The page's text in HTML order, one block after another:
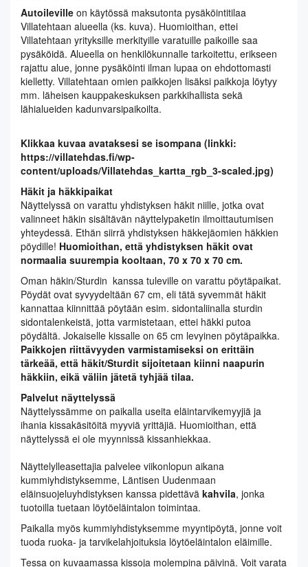
Autoileville on käytössä maksutonta pysäköintitilaa
Villatehtaan alueella (ks. kuva). Huomioithan, ettei
Villatehtaan yrityksille merkityille varatuille paikoille saa
pysäköidä. Alueella on henkilökunnalle tarkoitettu, erikseen
rajattu alue, jonne pysäköinti ilman lupaa on ehdottomasti
kielletty. Villatehtaan omien paikkojen lisäksi paikkoja löytyy
mm. läheisen kauppakeskuksen parkkihallista sekä
lähialueiden kadunvarsipaikoilta.
Klikkaa kuvaa avataksesi se isompana (linkki:
https://villatehdas.fi/wp-
content/uploads/Villatehdas_kartta_rgb_3-scaled.jpg)
Häkit ja häkkipaikat
Näyttelyssä on varattu yhdistyksen häkit niille, jotka ovat
valinneet häkin sisältävän näyttelypaketin ilmoittautumisen
yhteydessä. Ethän siirrä yhdistyksen häkkejäomien häkkien
pöydille! Huomioithan, että yhdistyksen häkit ovat
normaalia suurempia kooltaan, 70 x 70 x 70 cm.
Oman häkin/Sturdin kanssa tuleville on varattu pöytäpaikat.
Pöydät ovat syvyydeltään 67 cm, eli tätä syvemmät häkit
kannattaa kiinnittää pöytään esim. sidontaliinalla sturdin
sidontalenkeistä, jotta varmistetaan, ettei häkki putoa
pöydältä. Jokaiselle kissalle on 65 cm levyinen pöytäpaikka.
Paikkojen riittävyyden varmistamiseksi on erittäin
tärkeää, että häkit/Sturdit sijoitetaan kiinni naapurin
häkkiin, eikä väliin jätetä tyhjää tilaa.
Palvelut näyttelyssä
Näyttelyssämme on paikalla useita eläintarvikemyyjiä ja
ihania kissakäsitöitä myyviä yrittäjiä. Huomioithan, että
näyttelyssä ei ole myynnissä kissanhiekkaa.
Näyttelylleasettajia palvelee viikonlopun aikana
kummiyhdistyksemme, Läntisen Uudenmaan
eläinsuojeluyhdistyksen kanssa pidettävä kahvila, jonka
tuotoilla tuetaan löytöeläintalon toimintaa.
Paikalla myös kummiyhdistyksemme myyntipöytä, jonne voit
tuoda ruoka- ja tarvikelahjoituksia löytöeläintalon eläimille.
Tessa on kuvaamassa kissoja molempina päivinä. Voit varata